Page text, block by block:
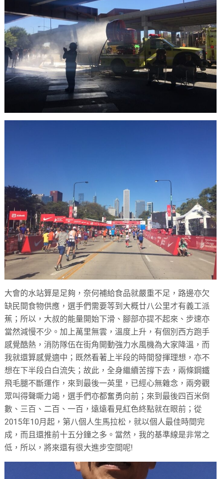
大會的水站算是足夠，奈何補給食品就嚴重不足，路邊亦欠
缺民間食物供應，選手們需要等到大概廿八公里才有義工派
蕉；所以，大叔的能量開始下滑、腳部亦提不起來、步速亦
當然減慢不少。加上萬里無雲，溫度上升，有個別西方跑手
感覺酷熱，消防隊伍在街角開動強力水風機為大家降溫，而
我就還算感覺適中；既然看著上半段的時間發揮理想，亦不
想在下半段白白流失；故此，全身繼續苦撐下去，兩條鋼鐵
飛毛腿不斷運作，來到最後一英里，已經心無雜念，兩旁觀
眾叫得聲嘶力竭，選手們亦都奮勇向前；來到最後四百米倒
數、三百、二百、一百，遠遠看見紅色終點就在眼前；從
2015年10月起，第八個人生馬拉松，就以個人最佳時間完
成，而且還推前十五分鐘之多。當然，我的基準線是非常之
低，所以，將來還有很大進步空間呢!